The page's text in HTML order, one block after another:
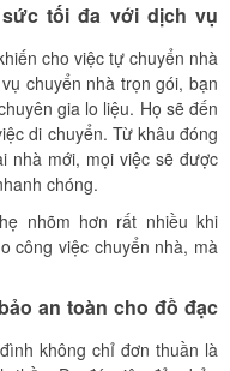
tối đa với dịch vụ
cho việc tự chuyển nhà
chuyển nhà trọn gói, bạn
gia lo liệu. Họ sẽ đến
di chuyển. Từ khâu đóng
nhà mới, mọi việc sẽ được
chóng.
nhõm hơn rất nhiều khi
công việc chuyển nhà, mà
an toàn cho đồ đạc
không chỉ đơn thuần là